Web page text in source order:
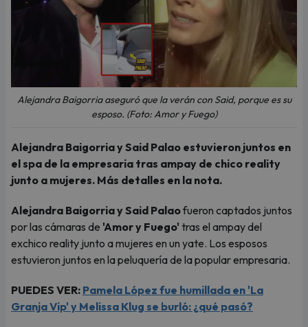
Alejandra Baigorria aseguró que la verán con Said, porque es su
esposo. (Foto: Amor y Fuego)
Alejandra Baigorria y Said Palao estuvieron juntos en
el spa de la empresaria tras ampay de chico reality
junto a mujeres. Más detalles en la nota.
Alejandra Baigorria y Said Palaofueron captados juntos
por las cámaras de 'Amor y Fuego' tras el ampay del
exchico reality junto a mujeres en un yate. Los esposos
estuvieron juntos en la peluquería de la popular empresaria.
PUEDES VER: Pamela López fue humillada en 'La
Granja Vip' y Melissa Klug se burló: ¿qué pasó?